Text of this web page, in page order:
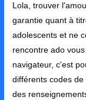
Lola, trouver
garantie quant à
adolescents et ne
rencontre ado
navigateur, c'est
différents codes
des